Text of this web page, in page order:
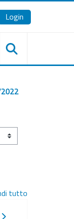
Login
tutto